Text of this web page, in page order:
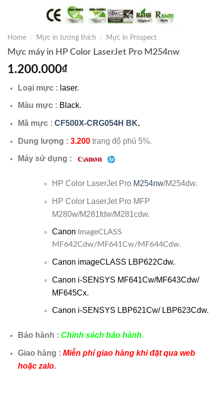
Home / Mực in tương thích / Mực in Prospect
Mực máy in HP Color LaserJet Pro M254nw
1.200.000₫
Loại mực : laser.
Màu mực : Black.
Mã mực : CF500X-CRG054H BK.
Dung lượng : 3.200trang độ phủ 5%.
Máy sử dụng :
HP Color LaserJet Pro M254nw/M254dw.
HP Color LaserJet Pro MFP
M280w/M281fdw/M281cdw.
Canon ImageCLASS
MF642Cdw/MF641Cw/MF644Cdw.
Canon imageCLASS LBP622Cdw.
Canon i-SENSYS MF641Cw/MF643Cdw/
MF645Cx.
Canon i-SENSYS LBP621Cw/ LBP623Cdw.
Bảo hành : Chính sách bảo hành.
Giao hàng : Miễn phí giao hàng khi đặt qua web
hoặc zalo.